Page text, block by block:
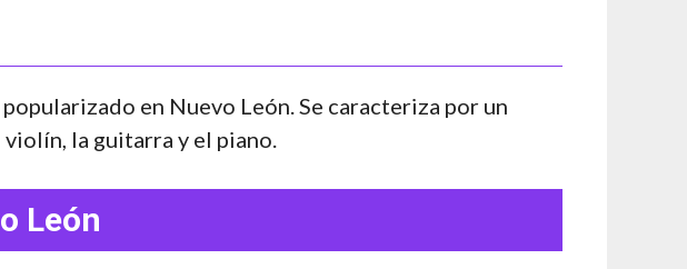
en Nuevo León. Se caracteriza por un
la guitarra y el piano.
León